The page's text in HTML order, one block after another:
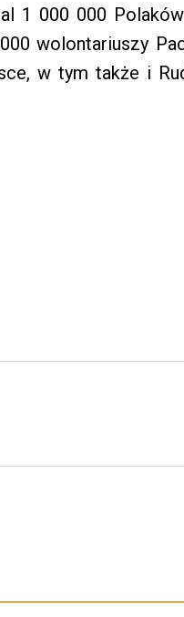
1 000 000
wolontariuszy
w tym także i